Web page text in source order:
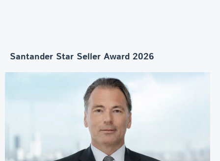
Santander Star Seller Award 2026